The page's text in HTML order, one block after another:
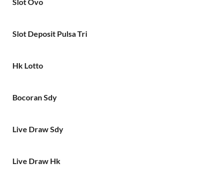
Slot Deposit Pulsa Tri
Hk Lotto
Bocoran Sdy
Live Draw Sdy
Live Draw Hk